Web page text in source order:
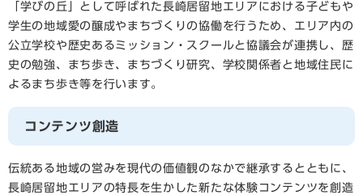
「学びの丘」として呼ばれた長崎居留地エリアにおける子どもや
学生の地域愛の醸成やまちづくりの協働を行うため、エリア内の
公立学校や歴史あるミッション・スクールと協議会が連携し、歴
史の勉強、まち歩き、まちづくり研究、学校関係者と地域住民に
よるまち歩き等を行います。
コンテンツ創造
伝統ある地域の営みを現代の価値観のなかで継承するとともに、
長崎居留地エリアの特長を生かした新たな体験コンテンツを創造